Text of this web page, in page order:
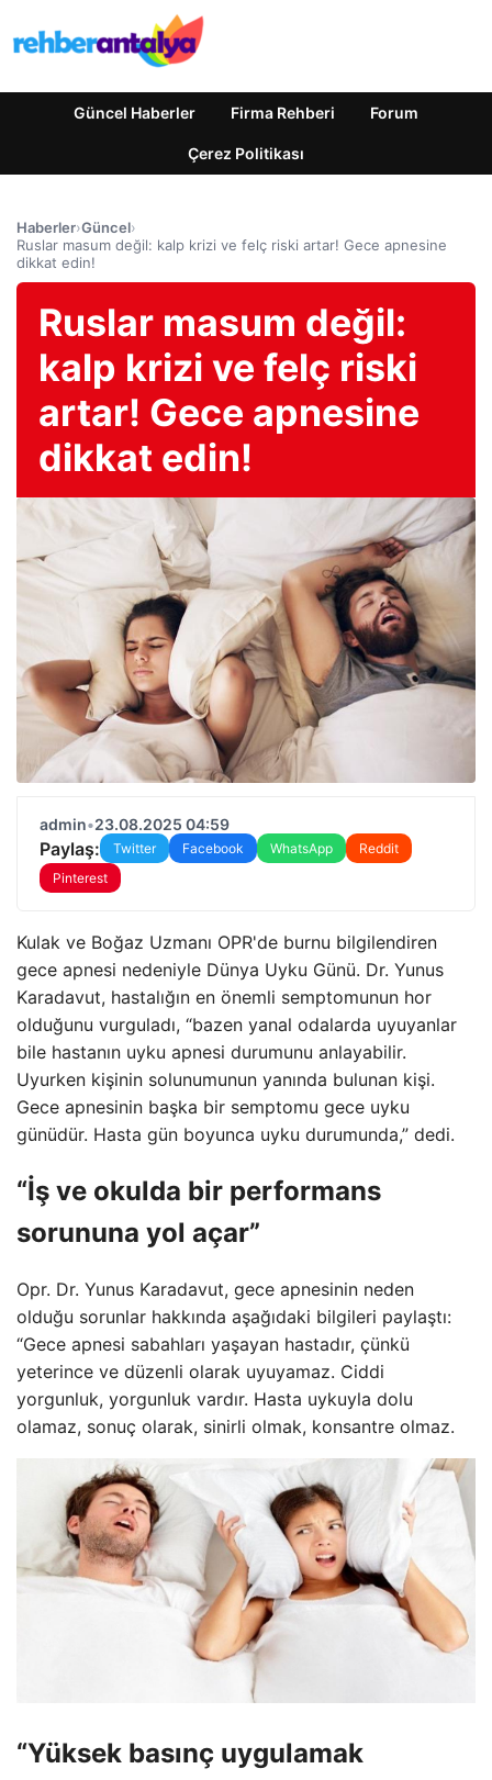
Güncel Haberler Firma Rehberi Forum
Çerez Politikası
Haberler›Güncel›
Ruslar masum değil: kalp krizi ve felç riski artar! Gece apnesine
dikkat edin!
Ruslar masum değil:
kalp krizi ve felç riski
artar! Gece apnesine
dikkat edin!
admin•23.08.2025 04:59
Paylaş: Twitter Facebook WhatsApp
Reddit
Pinterest
Kulak ve Boğaz Uzmanı OPR'de burnu bilgilendiren
gece apnesi nedeniyle Dünya Uyku Günü. Dr. Yunus
Karadavut, hastalığın en önemli semptomunun hor
olduğunu vurguladı, “bazen yanal odalarda uyuyanlar
bile hastanın uyku apnesi durumunu anlayabilir.
Uyurken kişinin solunumunun yanında bulunan kişi.
Gece apnesinin başka bir semptomu gece uyku
günüdür. Hasta gün boyunca uyku durumunda,” dedi.
“İş ve okulda bir performans
sorununa yol açar”
Opr. Dr. Yunus Karadavut, gece apnesinin neden
olduğu sorunlar hakkında aşağıdaki bilgileri paylaştı:
“Gece apnesi sabahları yaşayan hastadır, çünkü
yeterince ve düzenli olarak uyuyamaz. Ciddi
yorgunluk, yorgunluk vardır. Hasta uykuyla dolu
olamaz, sonuç olarak, sinirli olmak, konsantre olmaz.
“Yüksek basınç uygulamak